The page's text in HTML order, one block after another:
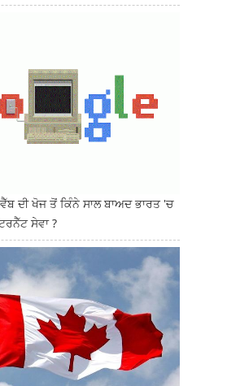
ਦੀ ਖੋਜ ਤੋਂ ਕਿੰਨੇ ਸਾਲ ਬਾਅਦ ਭਾਰਤ 'ਚ
ਸੇਵਾ ?